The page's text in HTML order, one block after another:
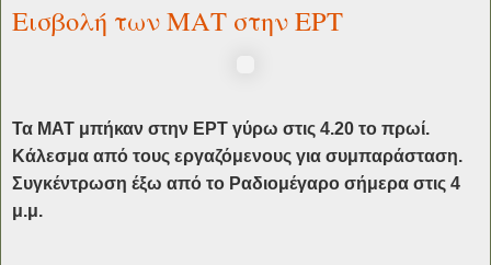
Εισβολή των ΜΑΤ στην ΕΡΤ
Τα ΜΑΤ μπήκαν στην ΕΡΤ γύρω στις 4.20 το πρωί.
Κάλεσμα από τους εργαζόμενους για συμπαράσταση.
Συγκέντρωση έξω από το Ραδιομέγαρο σήμερα στις 4
μ.μ.